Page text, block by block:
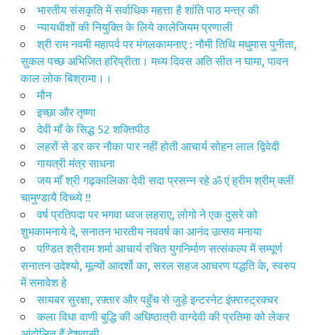
भारतीय संसकृति में सर्वाधिक महत्ता है शांति पाठ मन्त्र की
न्यायधीशों की नियुक्ति के लिये कालेजियम प्रणाली
श्री राम नवमी महापर्व पर मंगलकामनाए : नौमी तिथि मधुमास पुनीता,
सुकल पच्छ अभिजित हरिप्रीता। मध्य दिवस अति सीत न घामा, पावन
काल लोक बिश्रामा।।
मौन
इच्छा और तृष्णा
देवी माँ के सिद्ध 52 शक्तिपीठ
लहरों से डर कर नौका पार नहीं होती आचार्य सोहन लाल द्विवेदी
गायत्री मंत्र साधना
जय माँ श्री गढ़कालिका देवी सदा प्रसन्न रहे ॐ एं ह्रीम श्रीम् क्लीं
चामुण्डायै विच्च्ये !!
वर्ष प्रतिपदा पर भगवा ध्वज लहराए, लोगो ने एक दुसरे को
शुभकामनाये दे, सनातन भारतीय नववर्ष का आनंद उत्सव मनाया
पण्डित श्रीराम शर्मा आचार्य रचित युगनिर्माण सत्संकल्प में सम्पूर्ण
सनातन उदेश्यो, मूल्यों आदर्शो का, सरल सहज आचरण पद्धति के, स्वरुप
में समावेश हे
सायबर सुरक्षा, रफ़्तार और पहुँच से जुड़े इन्टरनेट इंफ़्रास्ट्रक्चर
कला विधा वाणी बुद्धि की अधिष्ठात्री वाग्देवी की प्रतिमा को लेकर